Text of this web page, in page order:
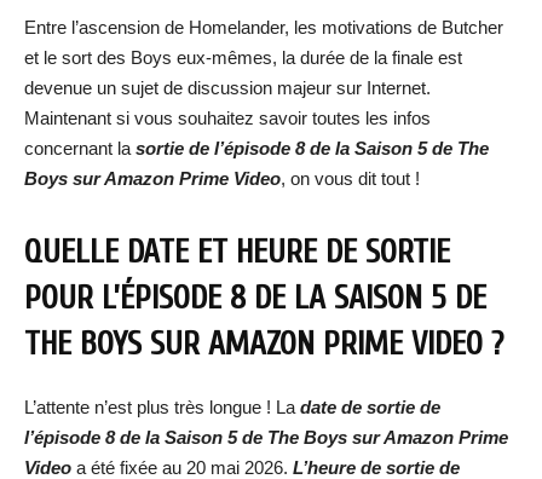
Entre l’ascension de Homelander, les motivations de Butcher
et le sort des Boys eux-mêmes, la durée de la finale est
devenue un sujet de discussion majeur sur Internet.
Maintenant si vous souhaitez savoir toutes les infos
concernant la sortie de l’épisode 8 de la Saison 5 de The
Boys sur Amazon Prime Video, on vous dit tout !
QUELLE DATE ET HEURE DE SORTIE
POUR L’ÉPISODE 8 DE LA SAISON 5 DE
THE BOYS SUR AMAZON PRIME VIDEO ?
L’attente n’est plus très longue ! La date de sortie de
l’épisode 8 de la Saison 5 de The Boys sur Amazon Prime
Video a été fixée au 20 mai 2026. L’heure de sortie de